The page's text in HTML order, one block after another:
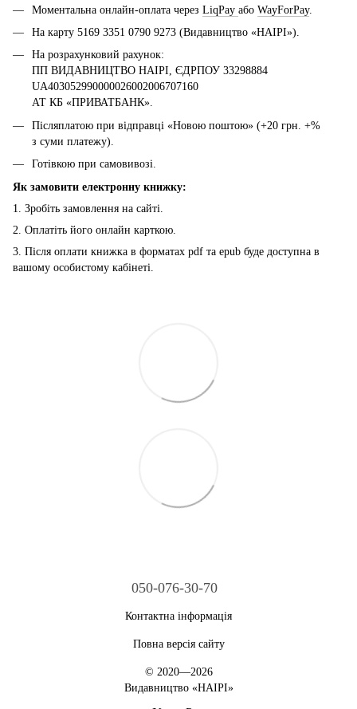
Моментальна онлайн-оплата через LiqPay або WayForPay.
На карту 5169 3351 0790 9273 (Видавництво «НАІРІ»).
На розрахунковий рахунок:
ПП ВИДАВНИЦТВО НАІРІ, ЄДРПОУ 33298884
UA403052990000026002006707160
АТ КБ «ПРИВАТБАНК».
Післяплатою при відправці «Новою поштою» (+20 грн. +%
з суми платежу).
Готівкою при самовивозі.
Як замовити електронну книжку:
1. Зробіть замовлення на сайті.
2. Оплатіть його онлайн карткою.
3. Після оплати книжка в форматах pdf та epub буде доступна в
вашому особистому кабінеті.
050-076-30-70
Контактна інформація
Повна версія сайту
© 2020—2026
Видавництво «НАІРІ»